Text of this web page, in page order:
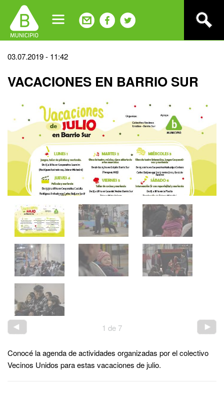
navigation
Back
top
03.07.2019 - 11:42
VACACIONES EN BARRIO SUR
1 de 7
Conocé la agenda de actividades organizadas por el colectivo
Vecinos Unidos para estas vacaciones de julio.